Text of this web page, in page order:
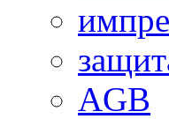
AGB